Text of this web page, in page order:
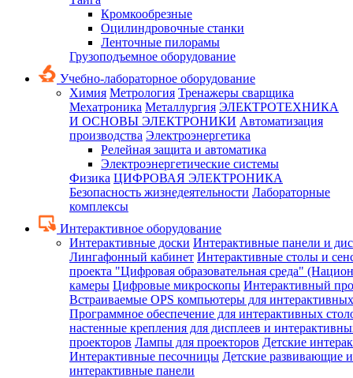
Кромкообрезные
Оцилиндровочные станки
Ленточные пилорамы
Грузоподъемное оборудование
Учебно-лабораторное оборудование
Химия Метрология Тренажеры сварщика
Мехатроника Металлургия ЭЛЕКТРОТЕХНИКА
И ОСНОВЫ ЭЛЕКТРОНИКИ Автоматизация
производства Электроэнергетика
Релейная защита и автоматика
Электроэнергетические системы
Физика ЦИФРОВАЯ ЭЛЕКТРОНИКА
Безопасность жизнедеятельности Лабораторные
комплексы
Интерактивное оборудование
Интерактивные доски Интерактивные панели и
Лингафонный кабинет Интерактивные столы и
проекта "Цифровая образовательная среда"
камеры Цифровые микроскопы Интерактивный
Встраиваемые OPS компьютеры для
Программное обеспечение для интерактивных
настенные крепления для дисплеев и
проекторов Лампы для проекторов Детские
Интерактивные песочницы Детские развивающие
интерактивные панели